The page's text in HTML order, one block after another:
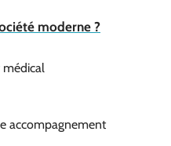
moderne ?
médical
accompagnement